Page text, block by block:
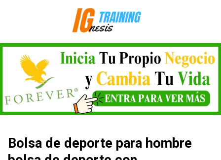
Bolsa de deporte para hombre